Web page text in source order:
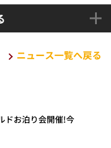
ニュース一覧へ戻る
ドお泊り会開催!今